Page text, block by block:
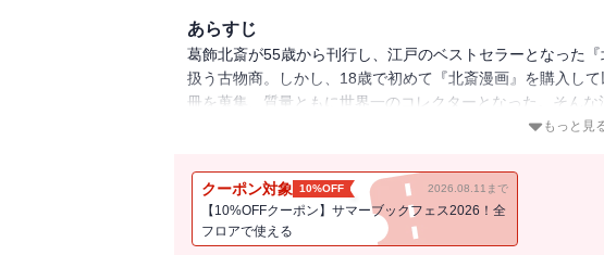
あらすじ
葛飾北斎が55歳から刊行し、江戸のベストセラーとなった
扱う古物商。しかし、18歳で初めて『北斎漫画』を購入し
冊を蒐集、質量ともに世界一のコレクターとなった。そん
斎の何がジャポニスム画家を魅了したのか、幕末に活躍し
もっと見
クーポン対象 10%OFF 2026.08.11まで
【10%OFFクーポン】サマーブックフェス2026！全
フロアで使える
新刊通知